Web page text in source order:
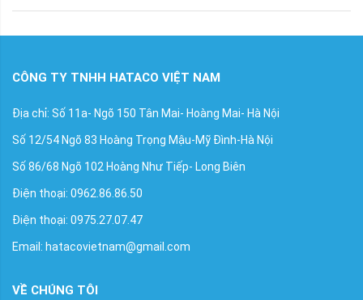
CÔNG TY TNHH HATACO VIỆT NAM
Địa chỉ: Số 11a- Ngõ 150 Tân Mai- Hoàng Mai- Hà Nội
Số 12/54 Ngõ 83 Hoàng Trọng Mậu-Mỹ Đình-Hà Nội
Số 86/68 Ngõ 102 Hoàng Như Tiếp- Long Biên
Điện thoại: 0962.86.86.50
Điện thoại: 0975.27.07.47
Email: hatacovietnam@gmail.com
VỀ CHÚNG TÔI